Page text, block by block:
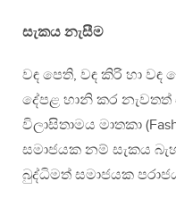
සැකය නැසීම
වඳ පෙති, වඳ කිරි හා වඳ
දේපළ හානි කර
විලාසිතාමය මාතකා
සමාජයක නම් සැකය
බුද්ධිමත් සමාජයක